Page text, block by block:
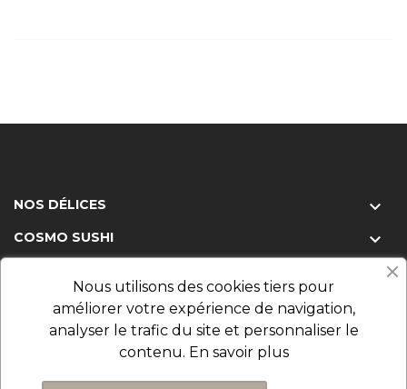
NOS DÉLICES 
COSMO SUSHI 
NOTRE RESTAURANT
Nous utilisons des cookies tiers pour
améliorer votre expérience de navigation,
analyser le trafic du site et personnaliser le
contenu. En savoir plus